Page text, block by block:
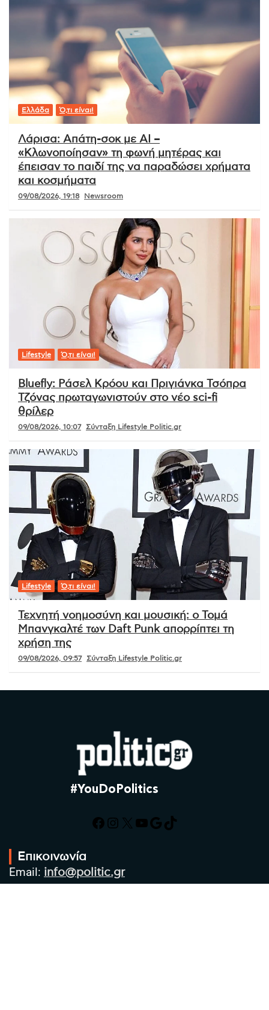
Ελλάδα Ό,τι είναι!
Λάρισα: Απάτη-σοκ με AI –
«Κλωνοποίησαν» τη φωνή μητέρας και
έπεισαν το παιδί της να παραδώσει χρήματα
και κοσμήματα
09/08/2026, 19:18 Newsroom
Lifestyle Ό,τι είναι!
Bluefly: Ράσελ Κρόου και Πριγιάνκα Τσόπρα
Τζόνας πρωταγωνιστούν στο νέο sci-fi
θρίλερ
09/08/2026, 10:07 Σύνταξη Lifestyle Politic.gr
Lifestyle Ό,τι είναι!
Τεχνητή νοημοσύνη και μουσική: ο Τομά
Μπανγκαλτέ των Daft Punk απορρίπτει τη
χρήση της
09/08/2026, 09:57 Σύνταξη Lifestyle Politic.gr
#YouDoPolitics
Facebook
Instagram
X YouTube
Google
TikTok
Επικοινωνία
Email: info@politic.gr
Τηλ: